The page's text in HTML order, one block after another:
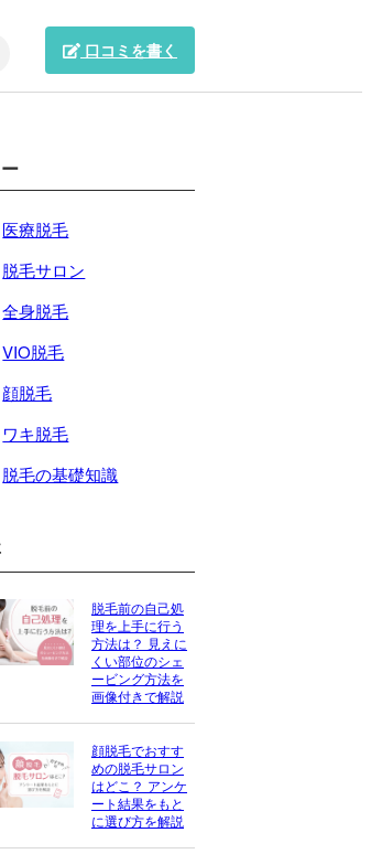
口コミを書く
医療脱毛
脱毛サロン
全身脱毛
VIO脱毛
顔脱毛
ワキ脱毛
脱毛の基礎知識
脱毛前の自己処
理を上手に行う
方法は？ 見えに
くい部位のシェ
ービング方法を
画像付きで解説
顔脱毛でおすす
めの脱毛サロン
はどこ？ アンケ
ート結果をもと
に選び方を解説